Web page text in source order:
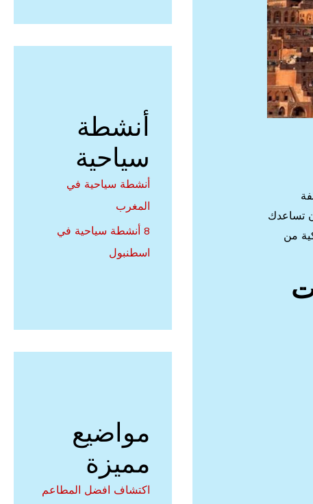
تساعدك
من
أنشطة
سياحية
أنشطة سياحية في
المغرب
8 أنشطة سياحية في
اسطنبول
مواضيع
مميزة
اكتشاف افضل المطاعم